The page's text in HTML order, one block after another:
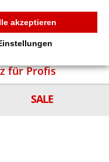
0
für Profis
SALE
akzeptieren